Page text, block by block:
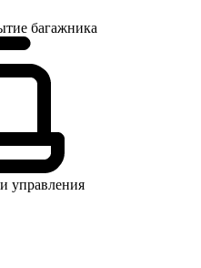
багажника
управления